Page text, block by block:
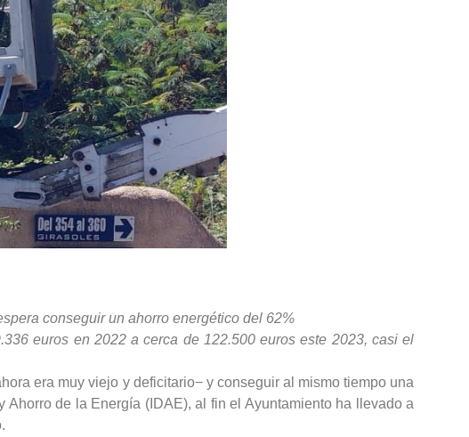
conseguir un ahorro energético del 62%
euros en 2022 a cerca de 122.500 euros este 2023, casi el
era muy viejo y deficitario− y conseguir al mismo tiempo una
de la Energía (IDAE), al fin el Ayuntamiento ha llevado a